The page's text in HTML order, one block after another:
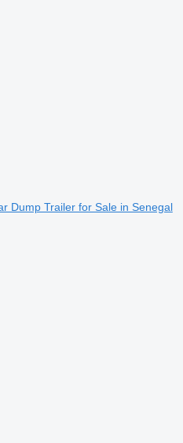
Dump Trailer for Sale in Senegal